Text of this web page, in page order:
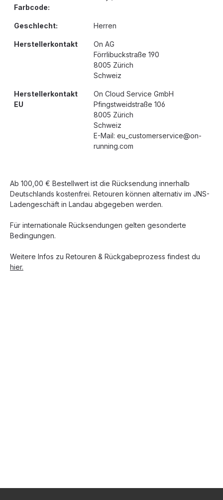
Farbcode:
Geschlecht: Herren
Herstellerkontakt
On AG
Förrlibuckstraße 190
8005 Zürich
Schweiz
Herstellerkontakt
EU
On Cloud Service GmbH
Pfingstweidstraße 106
8005 Zürich
Schweiz
E-Mail: eu_customerservice@on-
running.com
Ab 100,00 € Bestellwert ist die Rücksendung innerhalb
Deutschlands kostenfrei. Retouren können alternativ im JNS-
Ladengeschäft in Landau abgegeben werden.
Für internationale Rücksendungen gelten gesonderte
Bedingungen.
Weitere Infos zu Retouren & Rückgabeprozess findest du
hier.